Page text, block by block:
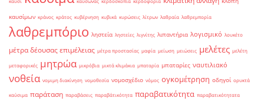
καυσίμων κράνος κράτος κυβέρνηση κυβικά κυρώσεις λίτρων λαθραία λαθρεμπορία
λαθρεμπόριο ληστεία ληστείες λιγνίτης λιπαντήρια λογισμικό λουκέτο
μέτρα δέουσας επιμέλειας μέτρα προστασίας μαφία μείωση μειώσεις μελέτες μελέτη
μεταφορικές μητρώα μικρόβια μικτά κλιμάκια μπαταρία μπαταρίες ναυτιλιακό
νοθεία νομιμη διακίνηση νομοθεσία νομοσχέδιο νόμος ογκομέτρηση οδηγοί ορυκτά
καύσιμα παράταση παραβάσεις παραβάτικότητα παραβατικότητα παραβατικότητατα